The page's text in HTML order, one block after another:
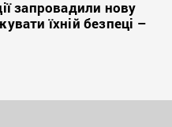
запровадили нову
їхній безпеці –